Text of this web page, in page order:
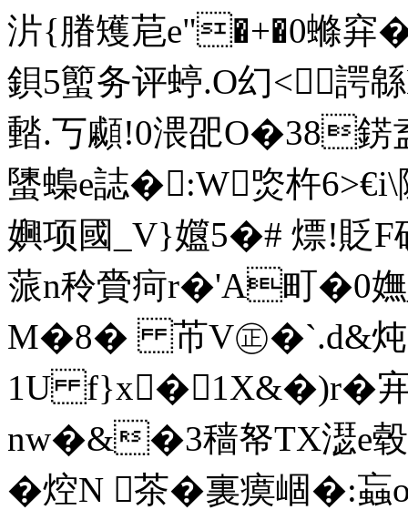
沜{膡矱苨e"�+�0螩
鋇5蠞务评蝏.O幻<
濌.丂顣!0渨巶O�38錺
螴蟂e誌�:W焁杵
嬹项國_V}孂5�# 熛!貶
蒎n秢賫疴r�'A町�0
M�8� 芇V㊣�
1U f}x�1X&�)r�
nw�&�3穑帑TX濏e毂|3
�焢N 茶�裏瘼崓�:蝱